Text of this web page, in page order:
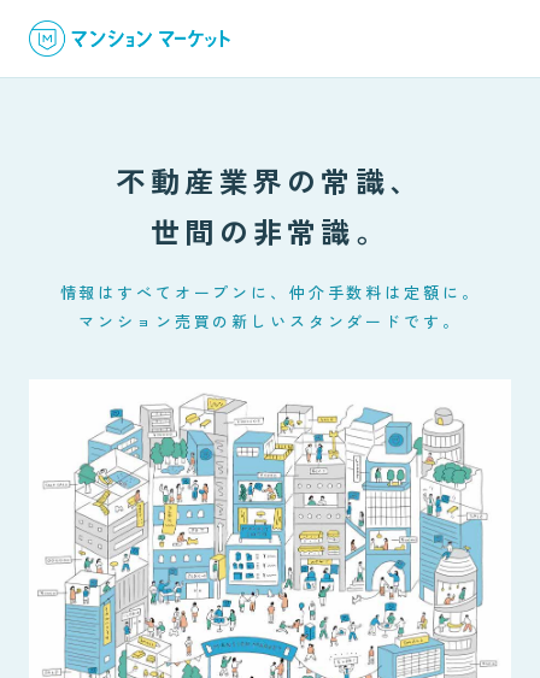
不動産業界の常識、
世間の非常識。
情報はすべてオープンに、仲介手数料は定額に。
マンション売買の新しいスタンダードです。